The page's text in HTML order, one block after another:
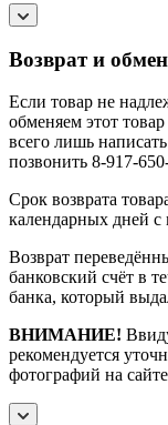
Возврат и
Если товар не
обменяем этот
всего лишь
позвонить 8-917-
Срок возврата
календарных дней с
Возврат
банковский счёт в
банка, который
ВНИМАНИЕ!
рекомендуется
фотографий на